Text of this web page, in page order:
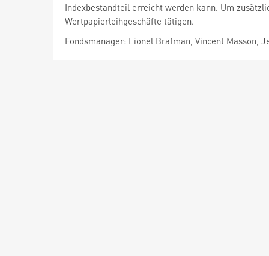
Indexbestandteil erreicht werden kann. Um
Wertpapierleihgeschäfte tätigen.
Fondsmanager: Lionel Brafman, Vincent Masson,